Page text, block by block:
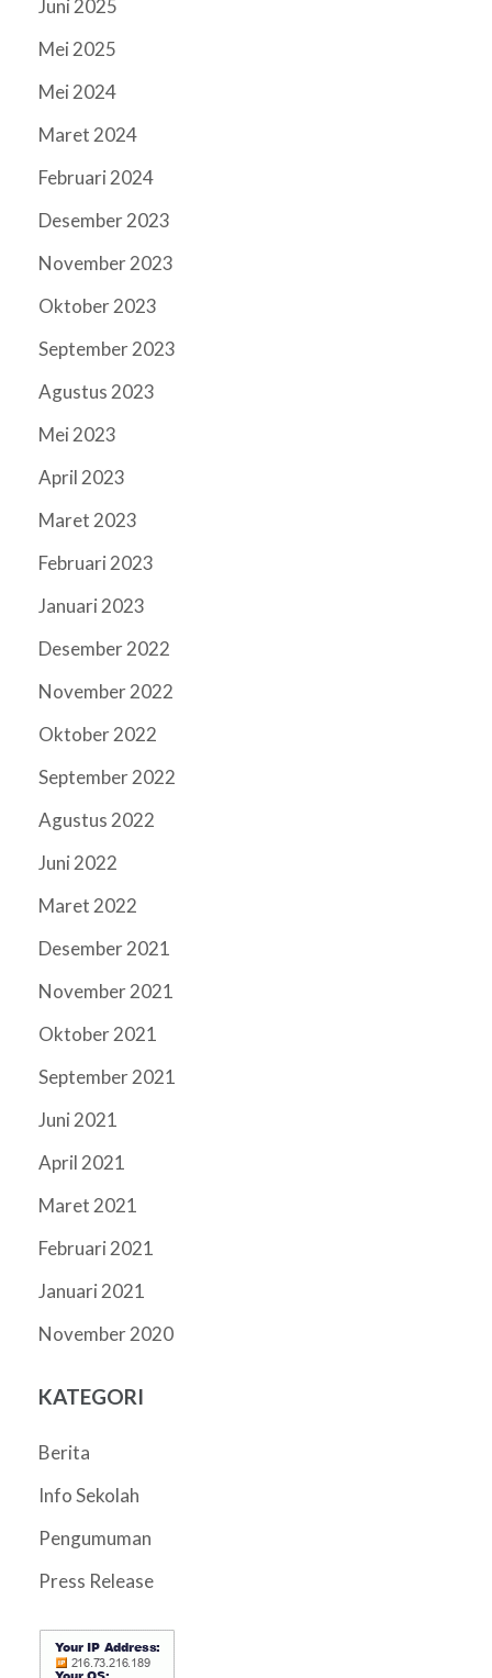
Juni 2025
Mei 2025
Mei 2024
Maret 2024
Februari 2024
Desember 2023
November 2023
Oktober 2023
September 2023
Agustus 2023
Mei 2023
April 2023
Maret 2023
Februari 2023
Januari 2023
Desember 2022
November 2022
Oktober 2022
September 2022
Agustus 2022
Juni 2022
Maret 2022
Desember 2021
November 2021
Oktober 2021
September 2021
Juni 2021
April 2021
Maret 2021
Februari 2021
Januari 2021
November 2020
KATEGORI
Berita
Info Sekolah
Pengumuman
Press Release